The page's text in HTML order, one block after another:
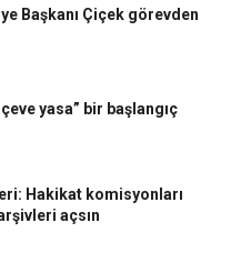
Başkanı Çiçek görevden
yasa” bir başlangıç
Hakikat komisyonları
açsın